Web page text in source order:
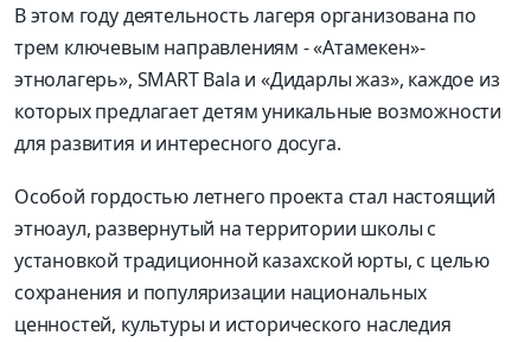
В этом году деятельность лагеря организована по
трем ключевым направлениям - «Атамекен»-
этнолагерь», SMART Bala и «Дидарлы жаз», каждое из
которых предлагает детям уникальные возможности
для развития и интересного досуга.
Особой гордостью летнего проекта стал настоящий
этноаул, развернутый на территории школы с
установкой традиционной казахской юрты, с целью
сохранения и популяризации национальных
ценностей, культуры и исторического наследия